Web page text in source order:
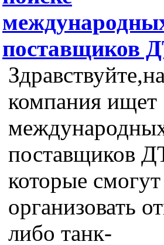
поставщиков
компания ищет
поставщиков
которые смогут
организовать
либо танк-